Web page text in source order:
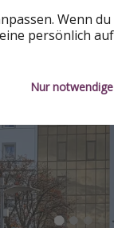
Wenn
persönlich
Nur notwendige